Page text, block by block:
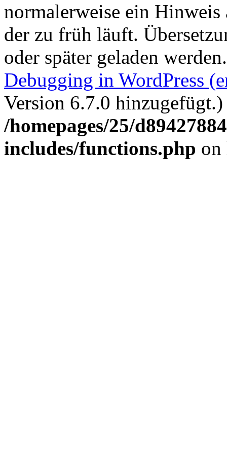
normalerweise ein
der zu früh läuft.
oder später geladen
Debugging in WordPress
Version 6.7.0
/homepages/25/
includes/functions.php